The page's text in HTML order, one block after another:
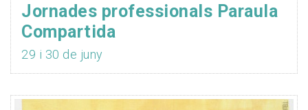
Jornades professionals Paraula
Compartida
29 i 30 de juny